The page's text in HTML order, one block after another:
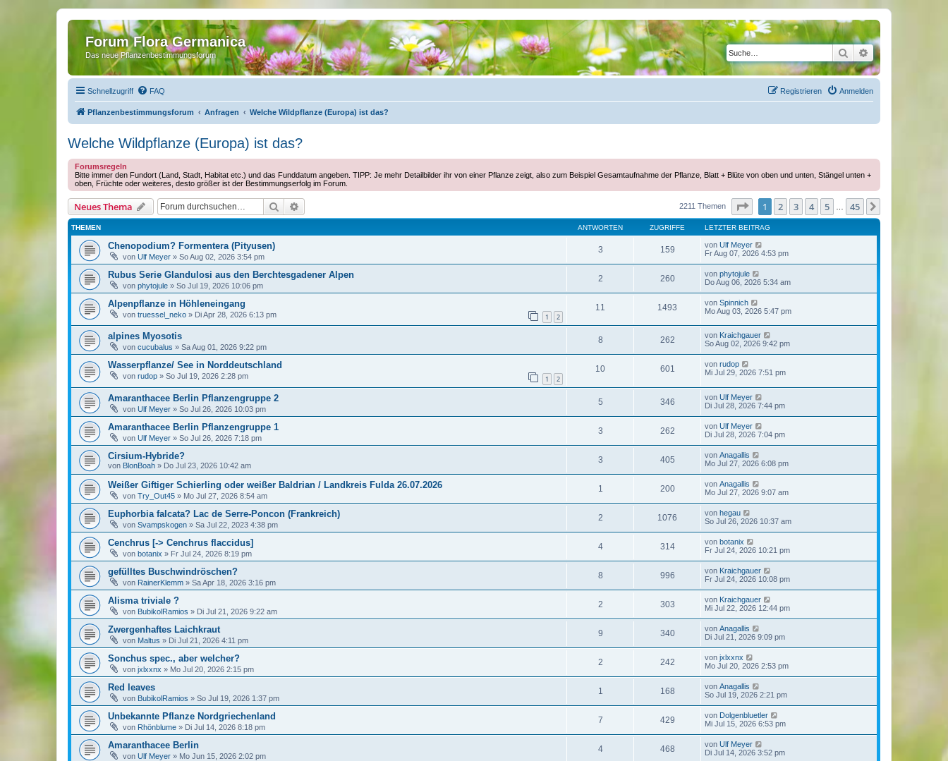
Forum Flora Germanica
Das neue Pflanzenbestimmungsforum SucheErweiterte Suche
Schnellzugriff FAQ Anmelden
Registrieren
Pflanzenbestimmungsforum Anfragen Welche Wildpflanze (Europa) ist das?
Welche Wildpflanze (Europa) ist das?
Forumsregeln
Bitte immer den Fundort (Land, Stadt, Habitat etc.) und das Funddatum angeben. TIPP: Je mehr Detailbilder ihr von einer Pflanze zeigt, also zum Beispiel Gesamtaufnahme der Pflanze, Blatt + Blüte von oben und unten, Stängel unten +
oben, Früchte oder weiteres, desto größer ist der Bestimmungserfolg im Forum.
Neues Thema Suche 2211 Themen Seite von45
1 2 3 4 5 45
THEMEN ANTWORTEN ZUGRIFFE LETZTER BEITRAG
Chenopodium? Formentera (Pityusen)
von Ulf Meyer » So Aug 02, 2026 3:54 pm
3 159 von Ulf Meyer
Fr Aug 07, 2026 4:53 pm
Rubus Serie Glandulosi aus den Berchtesgadener Alpen
von phytojule » So Jul 19, 2026 10:06 pm
2 260 von phytojule
Do Aug 06, 2026 5:34 am
Alpenpflanze in Höhleneingang
von truessel_neko » Di Apr 28, 2026 6:13 pm 1 2
11 1493 von Spinnich
Mo Aug 03, 2026 5:47 pm
alpines Myosotis
von cucubalus » Sa Aug 01, 2026 9:22 pm
8 262 von Kraichgauer
So Aug 02, 2026 9:42 pm
Wasserpflanze/ See in Norddeutschland
von rudop » So Jul 19, 2026 2:28 pm 1 2
10 601 von rudop
Mi Jul 29, 2026 7:51 pm
Amaranthacee Berlin Pflanzengruppe 2
von Ulf Meyer » So Jul 26, 2026 10:03 pm
5 346 von Ulf Meyer
Di Jul 28, 2026 7:44 pm
Amaranthacee Berlin Pflanzengruppe 1
von Ulf Meyer » So Jul 26, 2026 7:18 pm
3 262 von Ulf Meyer
Di Jul 28, 2026 7:04 pm
Cirsium-Hybride?
von BlonBoah » Do Jul 23, 2026 10:42 am
3 405 von Anagallis
Mo Jul 27, 2026 6:08 pm
Weißer Giftiger Schierling oder weißer Baldrian / Landkreis Fulda 26.07.2026
von Try_Out45 » Mo Jul 27, 2026 8:54 am
1 200 von Anagallis
Mo Jul 27, 2026 9:07 am
Euphorbia falcata? Lac de Serre-Poncon (Frankreich)
von Svampskogen » Sa Jul 22, 2023 4:38 pm
2 1076 von hegau
So Jul 26, 2026 10:37 am
Cenchrus [-> Cenchrus flaccidus]
von botanix » Fr Jul 24, 2026 8:19 pm
4 314 von botanix
Fr Jul 24, 2026 10:21 pm
gefülltes Buschwindröschen?
von RainerKlemm » Sa Apr 18, 2026 3:16 pm
8 996 von Kraichgauer
Fr Jul 24, 2026 10:08 pm
Alisma triviale ?
von BubikolRamios » Di Jul 21, 2026 9:22 am
2 303 von Kraichgauer
Mi Jul 22, 2026 12:44 pm
Zwergenhaftes Laichkraut
von Maltus » Di Jul 21, 2026 4:11 pm
9 340 von Anagallis
Di Jul 21, 2026 9:09 pm
Sonchus spec., aber welcher?
von jxlxxnx » Mo Jul 20, 2026 2:15 pm
2 242 von jxlxxnx
Mo Jul 20, 2026 2:53 pm
Red leaves
von BubikolRamios » So Jul 19, 2026 1:37 pm
1 168 von Anagallis
So Jul 19, 2026 2:21 pm
Unbekannte Pflanze Nordgriechenland
von Rhönblume » Di Jul 14, 2026 8:18 pm
7 429 von Dolgenbluetler
Mi Jul 15, 2026 6:53 pm
Amaranthacee Berlin
von Ulf Meyer » Mo Jun 15, 2026 2:02 pm
4 468 von Ulf Meyer
Di Jul 14, 2026 3:52 pm